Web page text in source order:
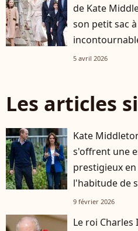
de Kate
son petit sac
5 avril 2026
Les articles
Kate
s'offrent une
prestigieux
l'habitude de
enfants
9 février 2026
Le roi